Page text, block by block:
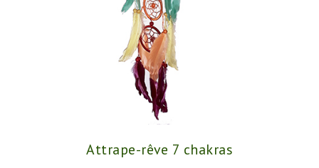
Attrape-rêve 7 chakras